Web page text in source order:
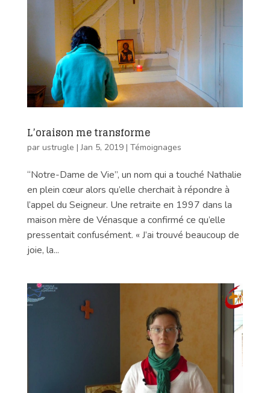
L’oraison me transforme
par ustrugle |Jan 5, 2019| Témoignages
“Notre-Dame de Vie”, un nom qui a touché Nathalie
en plein cœur alors qu’elle cherchait à répondre à
l’appel du Seigneur. Une retraite en 1997 dans la
maison mère de Vénasque a confirmé ce qu’elle
pressentait confusément. « J’ai trouvé beaucoup de
joie, la...